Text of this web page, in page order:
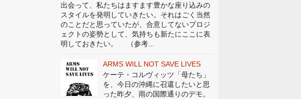
出会って、私たちはますます豊かな座り込みの
スタイルを発明していきたい。それはごく当然
のことだと思っていたが、合意してないプロジ
ェクトの姿勢として、気持ちも新たにここに表
明しておきたい。 （参考...
ARMS WILL NOT SAVE LIVES
ケーテ・コルヴィッツ「母たち」
を、今日の沖縄に召還したいと思
った昨夕、雨の国際通りのデモ。